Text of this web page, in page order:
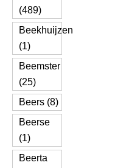
(489)
Beekhuijzen
(1)
Beemster
(25)
Beers (8)
Beerse
(1)
Beerta